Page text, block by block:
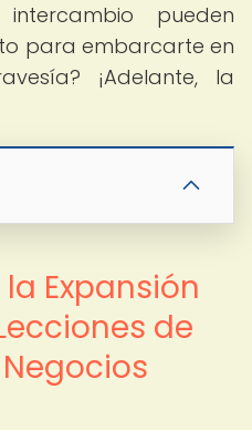
pueden
para embarcarte en
¡Adelante, la
Expansión
de